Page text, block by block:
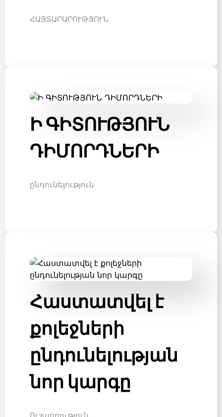
ՀԱՅՏԱՐԱՐՈՒԹՅՈՒՆ
Ի ԳԻՏՈՒԹՅՈՒՆ
ԴԻՄՈՐԴՆԵՐԻ
ընդունելություն
Հաստատվել է
քոլեջների
ընդունելության
նոր կարգը